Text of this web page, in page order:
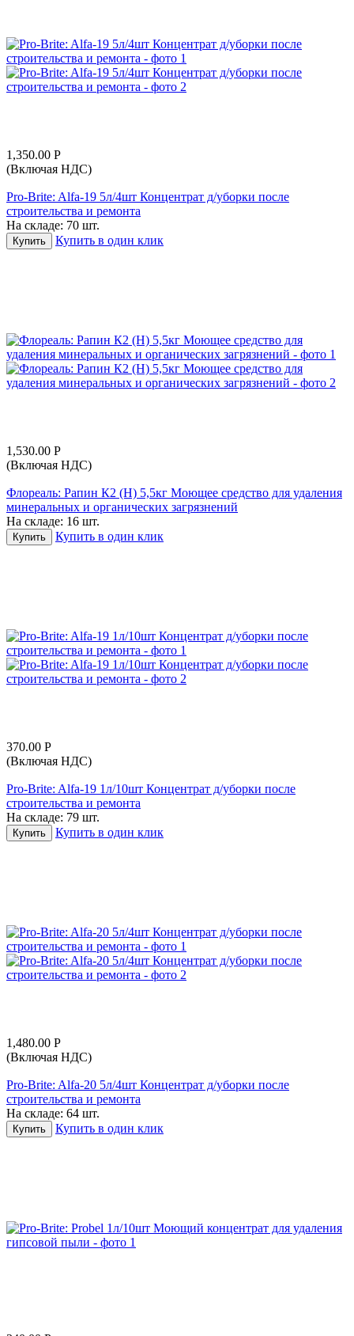
1,350.00 Р
(Включая НДС)
Pro-Brite: Alfa-19 5л/4шт Концентрат д/уборки после
строительства и ремонта
На складе: 70 шт.
Купить Купить в один клик
1,530.00 Р
(Включая НДС)
Флореаль: Рапин К2 (Н) 5,5кг Моющее средство для удаления
минеральных и органических загрязнений
На складе: 16 шт.
Купить Купить в один клик
370.00 Р
(Включая НДС)
Pro-Brite: Alfa-19 1л/10шт Концентрат д/уборки после
строительства и ремонта
На складе: 79 шт.
Купить Купить в один клик
1,480.00 Р
(Включая НДС)
Pro-Brite: Alfa-20 5л/4шт Концентрат д/уборки после
строительства и ремонта
На складе: 64 шт.
Купить Купить в один клик